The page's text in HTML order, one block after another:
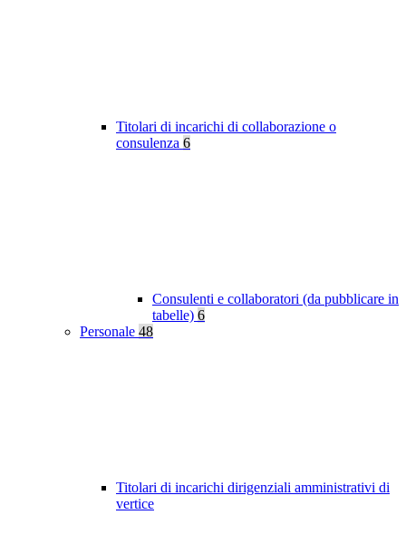
Titolari di incarichi di collaborazione o
consulenza 6
Consulenti e collaboratori (da pubblicare in
tabelle) 6
Personale 48
Titolari di incarichi dirigenziali amministrativi di
vertice